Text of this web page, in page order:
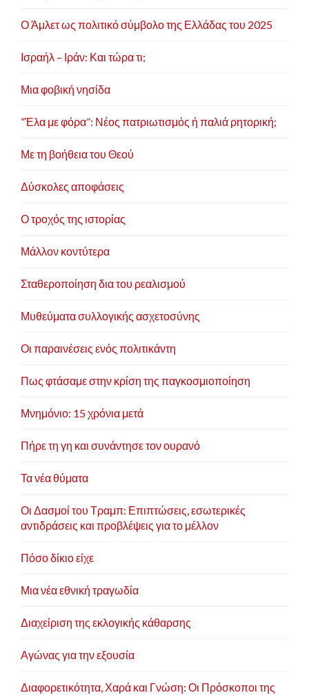
Ο Άμλετ ως πολιτικό σύμβολο της Ελλάδας του 2025
Ισραήλ – Ιράν: Και τώρα τι;
Μια φοβική νησίδα
“Έλα με φόρα”: Νέος πατριωτισμός ή παλιά ρητορική;
Με τη βοήθεια του Θεού
Δύσκολες αποφάσεις
Ο τροχός της ιστορίας
Μάλλον κοντύτερα
Σταθεροποίηση δια του ρεαλισμού
Μυθεύματα συλλογικής ασχετοσύνης
Οι παραινέσεις ενός πολιτικάντη
Πως φτάσαμε στην κρίση της παγκοσμιοποίηση
Μνημόνιο: 15 χρόνια μετά
Πήρε τη γη και συνάντησε τον ουρανό
Τα νέα θύματα
Οι Δασμοί του Τραμπ: Επιπτώσεις, εσωτερικές
αντιδράσεις και προβλέψεις για το μέλλον
Πόσο δίκιο είχε
Μια νέα εθνική τραγωδία
Διαχείριση της εκλογικής κάθαρσης
Αγώνας για την εξουσία
Διαφορετικότητα, Χαρά και Γνώση: Οι Πρόσκοποι της